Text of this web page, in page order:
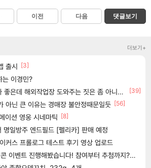
이전 다음 댓글보기
더보기+
출시 [3]
는 이경민?
은데 해외작업장 도와주는 짓은 좀 아니지않냐?
[39]
아닌 큰 이유는 경매장 불안정때문일듯 [56]
이션 영웅 시네마틱
[8]
명일방주 엔드필드 [펠리카] 판매 예정
커스 프롤로그 테스트 후기 영상 업로드
이벤트 진행해봤습니다! 참여부터 추첨까지????